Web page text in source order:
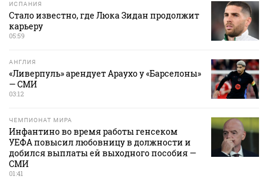
ИСПАНИЯ
Стало известно, где Люка Зидан продолжит
карьеру
05:59
АНГЛИЯ
«Ливерпуль» арендует Араухо у «Барселоны»
— СМИ
03:12
ЧЕМПИОНАТ МИРА
Инфантино во время работы генсеком
УЕФА повысил любовницу в должности и
добился выплаты ей выходного пособия —
СМИ
01:41